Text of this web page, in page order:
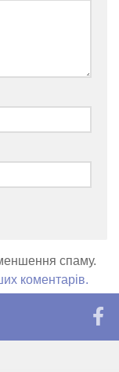
спаму.
коментарів.